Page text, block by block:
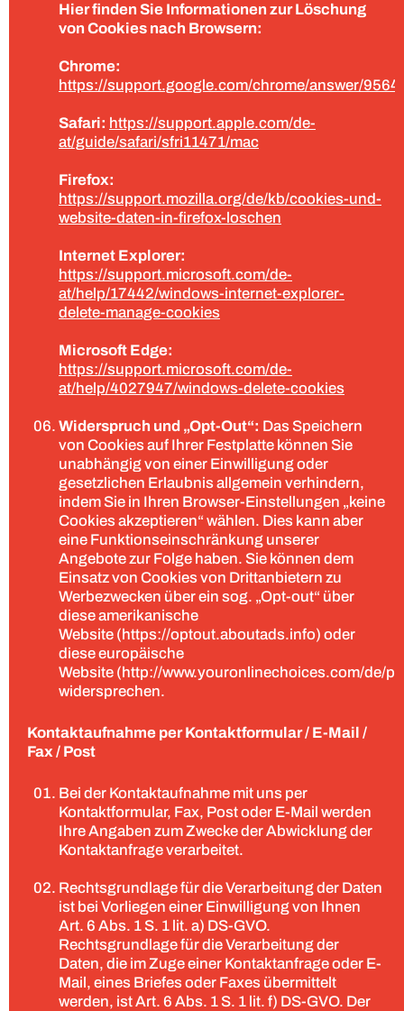
Hier finden Sie Informationen zur Löschung
von Cookies nach Browsern:
Chrome:
https://support.google.com/chrome/answer/
Safari: https://support.apple.com/de-
at/guide/safari/sfri11471/mac
Firefox:
https://support.mozilla.org/de/kb/cookies-und-
website-daten-in-firefox-loschen
Internet Explorer:
https://support.microsoft.com/de-
at/help/17442/windows-internet-explorer-
delete-manage-cookies
Microsoft Edge:
https://support.microsoft.com/de-
at/help/4027947/windows-delete-cookies
Widerspruch und „Opt-Out“: Das Speichern
von Cookies auf Ihrer Festplatte können Sie
unabhängig von einer Einwilligung oder
gesetzlichen Erlaubnis allgemein verhindern,
indem Sie in Ihren Browser-Einstellungen „keine
Cookies akzeptieren“ wählen. Dies kann aber
eine Funktionseinschränkung unserer
Angebote zur Folge haben. Sie können dem
Einsatz von Cookies von Drittanbietern zu
Werbezwecken über ein sog. „Opt-out“ über
diese amerikanische
Website (https://optout.aboutads.info) oder
diese europäische
Website (http://www.youronlinechoices.com/de/
widersprechen.
Kontaktaufnahme per Kontaktformular / E-Mail /
Fax / Post
Bei der Kontaktaufnahme mit uns per
Kontaktformular, Fax, Post oder E-Mail werden
Ihre Angaben zum Zwecke der Abwicklung der
Kontaktanfrage verarbeitet.
Rechtsgrundlage für die Verarbeitung der Daten
ist bei Vorliegen einer Einwilligung von Ihnen
Art. 6 Abs. 1 S. 1 lit. a) DS-GVO.
Rechtsgrundlage für die Verarbeitung der
Daten, die im Zuge einer Kontaktanfrage oder E-
Mail, eines Briefes oder Faxes übermittelt
werden, ist Art. 6 Abs. 1 S. 1 lit. f) DS-GVO. Der